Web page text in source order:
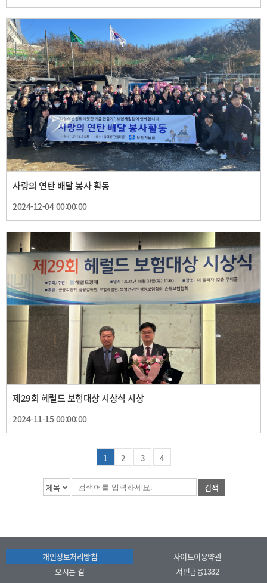
사랑의 연탄 배달 봉사 활동
2024-12-04 00:00:00
제29회 헤럴드 보험대상 시상식 시상
2024-11-15 00:00:00
1 2 3 4
검색
개인정보처리방침
사이트이용약관
오시는 길
서민금융1332